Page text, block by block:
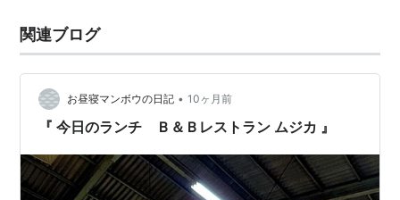
関連ブログ
お昼寝マンボウの日記 • 10ヶ月前
『 今日のランチ Ｂ＆Ｂレストラン ムジカ 』